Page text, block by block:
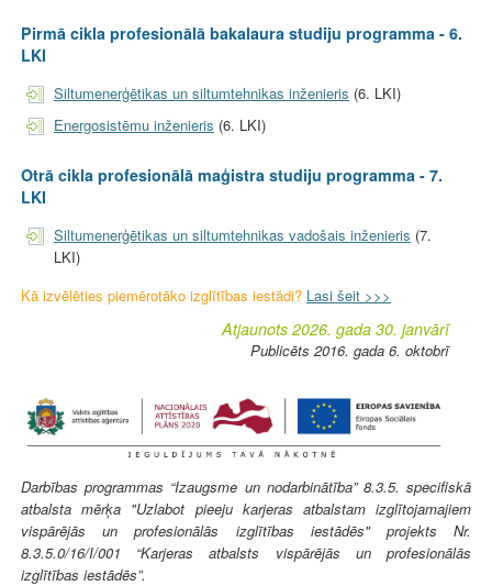
Pirmā cikla profesionālā bakalaura studiju programma - 6.
LKI
Siltumenerģētikas un siltumtehnikas inženieris (6. LKI)
Energosistēmu inženieris (6. LKI)
Otrā cikla profesionālā maģistra studiju programma - 7.
LKI
Siltumenerģētikas un siltumtehnikas vadošais inženieris (7.
LKI)
Kā izvēlēties piemērotāko izglītības iestādi? Lasi šeit >>>
Atjaunots 2026. gada 30. janvārī
Publicēts 2016. gada 6. oktobrī
Darbības programmas “Izaugsme un nodarbinātība” 8.3.5. specifiskā
atbalsta mērķa "Uzlabot pieeju karjeras atbalstam izglītojamajiem
vispārējās un profesionālās izglītības iestādēs" projekts Nr.
8.3.5.0/16/I/001 “Karjeras atbalsts vispārējās un profesionālās
izglītības iestādēs”.